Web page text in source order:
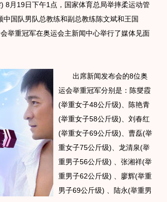
8月19日下午1点，国家体育总局举摔柔运动管
国队男队总教练和副总教练陈文斌和王国
举重冠军在奥运会主新闻中心举行了媒体见面
出席新闻发布会的8位奥
运会举重冠军分别是：陈燮霞
(举重女子48公斤级)、陈艳青
(举重女子58公斤级)、刘春红
(举重女子69公斤级)、曹磊(举
重女子75公斤级)、龙清泉(举
重男子56公斤级) 、张湘祥(举
重男子62公斤级) 、廖辉(举重
男子69公斤级) 、陆永(举重男